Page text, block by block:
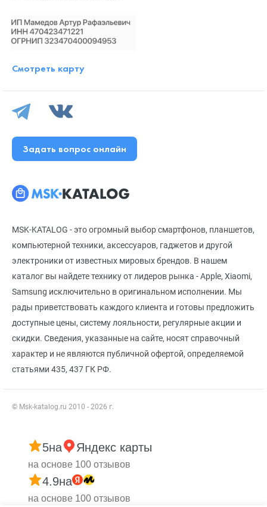
MSK-KATALOG - это огромный выбор смартфонов, планшетов,
компьютерной техники, аксессуаров, гаджетов и другой
электроники от известных мировых брендов. В нашем
каталог вы найдете технику от лидеров рынка - Apple, Xiaomi,
Samsung исключительно в оригинальном исполнении. Мы
рады приветствовать каждого клиента и готовы предложить
доступные цены, систему лояльности, регулярные акции и
скидки. Сведения, указанные на сайте, носят справочный
характер и не являются публичной офертой, определяемой
статьями 435, 437 ГК РФ.
© Msk-katalog.ru 2010 - 2026 г.
Смотреть карту
Задать вопрос онлайн
5на Яндекс карты
на основе 100 отзывов
4.9на
на основе 100 отзывов